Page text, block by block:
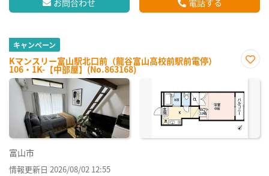
お問合わせ 電話する
キャンペーン
Kマンスリー富山駅北口前（龍谷富山高校前駅前電停）
106・1K-【中部屋】(No.863168)
に入
り登
富山市
情報更新日 2026/08/02 12:55